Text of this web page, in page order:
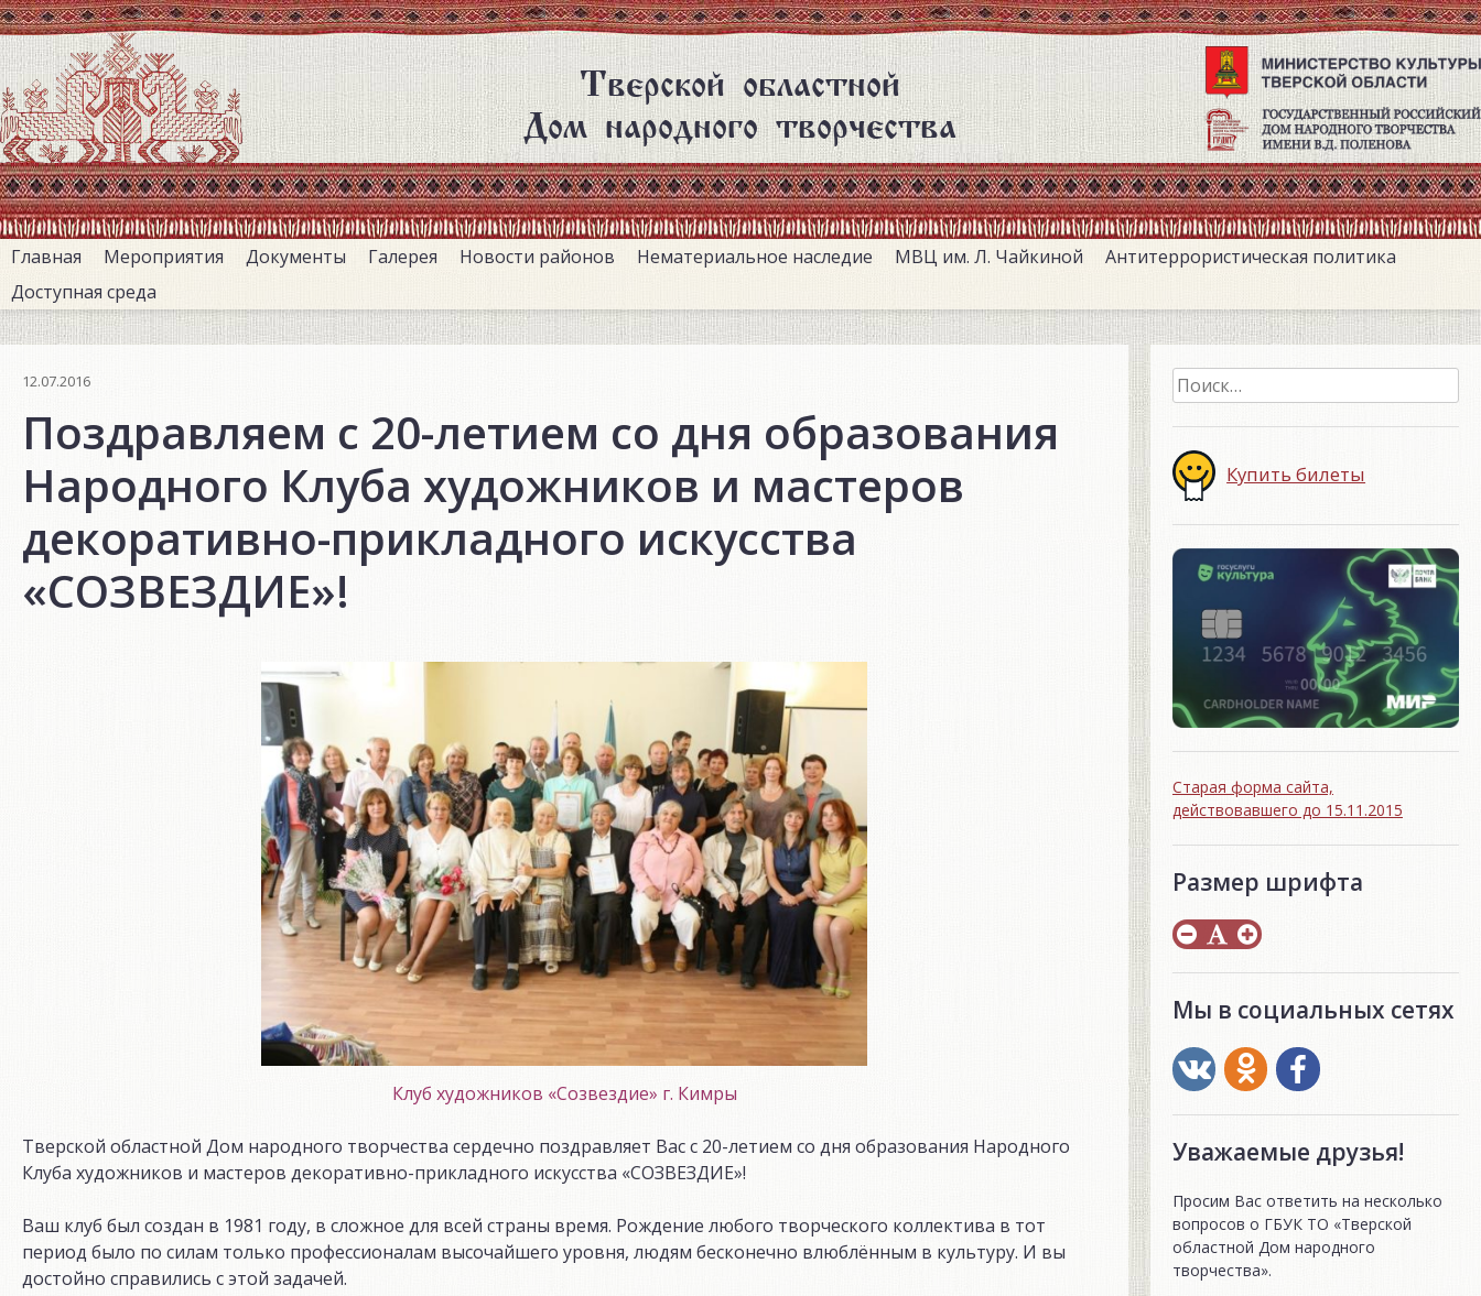
Перейти
к
основному
содержанию
Тверской областной
Дом народного творчества
Главная Мероприятия Документы Галерея Новости районов Нематериальное наследие МВЦ им. Л. Чайкиной
Антитеррористическая политика
Доступная среда
12.07.2016
Поздравляем с 20-летием со дня образования
Народного Клуба художников и мастеров
декоративно-прикладного искусства
«СОЗВЕЗДИЕ»!
Клуб художников «Созвездие» г. Кимры
Тверской областной Дом народного творчества сердечно поздравляет Вас с 20-летием со дня образования Народного
Клуба художников и мастеров декоративно-прикладного искусства «СОЗВЕЗДИЕ»!
Ваш клуб был создан в 1981 году, в сложное для всей страны время. Рождение любого творческого коллектива в тот
период было по силам только профессионалам высочайшего уровня, людям бесконечно влюблённым в культуру. И вы
достойно справились с этой задачей.
Найти:
Купить билеты
Старая форма сайта,
действовавшего до 15.11.2015
Размер шрифта
Мы в социальных сетях
Уважаемые друзья!
Просим Вас ответить на несколько
вопросов о ГБУК ТО «Тверской
областной Дом народного
творчества».